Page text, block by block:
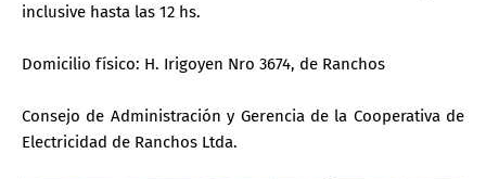
inclusive hasta las 12 hs.
Domicilio físico: H. Irigoyen Nro 3674, de Ranchos
Consejo de Administración y Gerencia de la Cooperativa de
Electricidad de Ranchos Ltda.